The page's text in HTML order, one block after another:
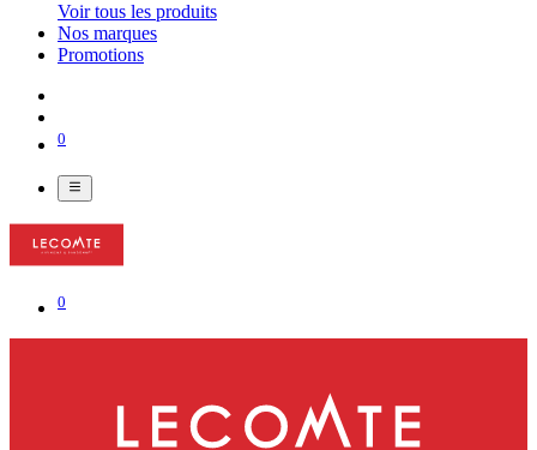
Voir tous les produits
Nos marques
Promotions
0
0